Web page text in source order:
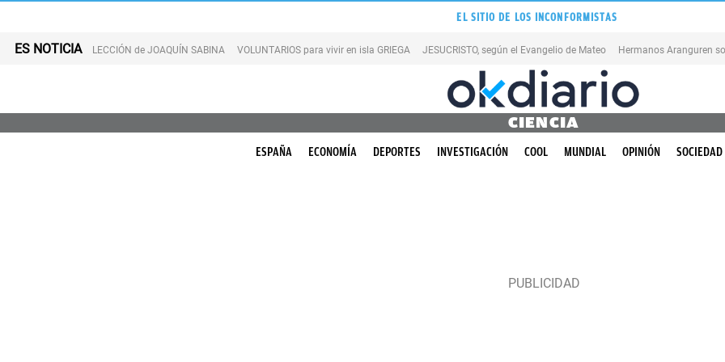
EL SITIO DE LOS INCONFORMISTAS
ES NOTICIA LECCIÓN de JOAQUÍN SABINA VOLUNTARIOS para vivir en isla GRIEGA JESUCRISTO, según el Evangelio de Mateo Hermanos Aranguren
CIENCIA
ESPAÑA ECONOMÍA DEPORTES INVESTIGACIÓN COOL MUNDIAL OPINIÓN SOCIEDAD